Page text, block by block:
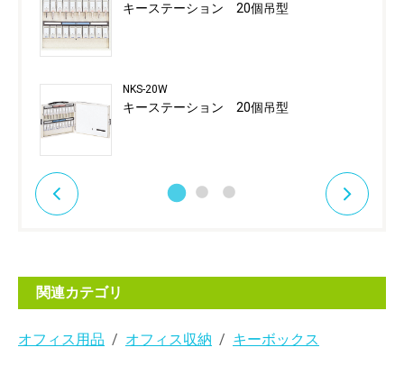
キーステーション 20個吊型
NKS-20W
キーステーション 20個吊型
関連カテゴリ
オフィス用品 オフィス収納 キーボックス